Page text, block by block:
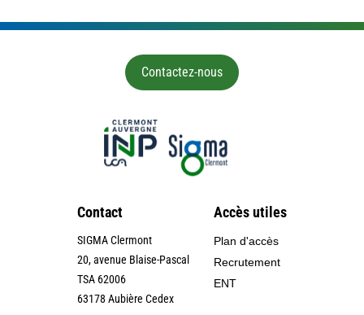
Contactez-nous
Contact
SIGMA Clermont
20, avenue Blaise-Pascal
TSA 62006
63178 Aubière Cedex
Accès utiles
Plan d'accès
Recrutement
ENT